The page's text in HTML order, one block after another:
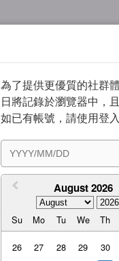
為了提供更優質的社群
日將記錄於瀏覽器中，
如已有帳號，請使用登入
August 2026
Su Mo Tu We Th
26 27 28 29 30
我同意 服務條款與隱私